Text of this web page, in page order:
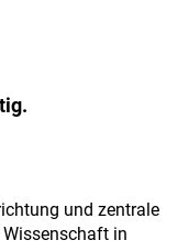
und zentrale
in